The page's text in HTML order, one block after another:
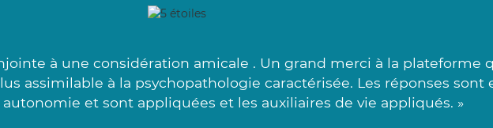
à une considération amicale . Un grand merci à la plateforme
assimilable à la psychopathologie caractérisée. Les réponses sont
et sont appliquées et les auxiliaires de vie appliqués. »